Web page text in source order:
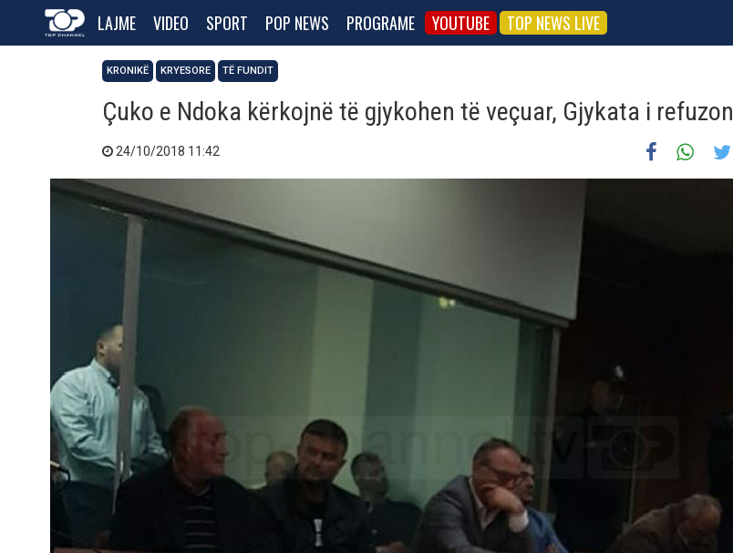
LAJME VIDEO SPORT POP NEWS PROGRAME YOUTUBE TOP NEWS LIVE
KRONIKË KRYESORE TË FUNDIT
Çuko e Ndoka kërkojnë të gjykohen të veçuar, Gjykata i refuzon
24/10/2018 11:42